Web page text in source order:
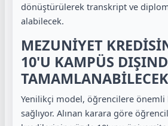
dönüştürülerek transkript ve
alabilecek.
MEZUNİYET
10'U KAMPÜS
TAMAMLANABİLECEK
Yenilikçi model, öğrencilere önemli
sağlıyor. Alınan karara göre